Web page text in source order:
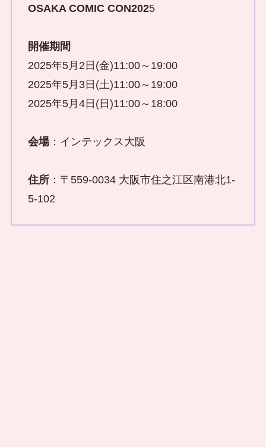
OSAKA COMIC CON2025
開催期間
2025年5月2日(金)11:00～19:00
2025年5月3日(土)11:00～19:00
2025年5月4日(日)11:00～18:00
会場：インテックス大阪
住所：〒559-0034 大阪市住之江区南港北1-
5-102